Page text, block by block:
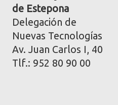
de Estepona
Delegación de
Nuevas Tecnologías
Av. Juan Carlos I, 40
Tlf.: 952 80 90 00